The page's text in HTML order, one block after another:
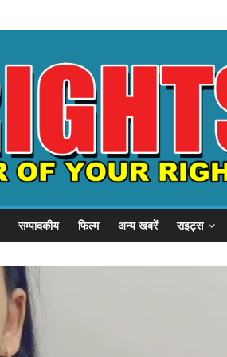
सम्पादकीय फिल्म अन्य खबरें राइट्स